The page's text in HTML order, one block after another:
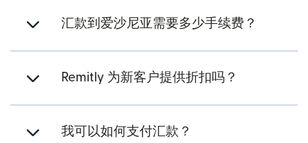
汇款到爱沙尼亚需要多少手续费？
Remitly 为新客户提供折扣吗？
我可以如何支付汇款？